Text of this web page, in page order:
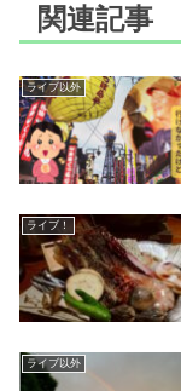
関連記事
ライブ以外
ライブ！
ライブ以外